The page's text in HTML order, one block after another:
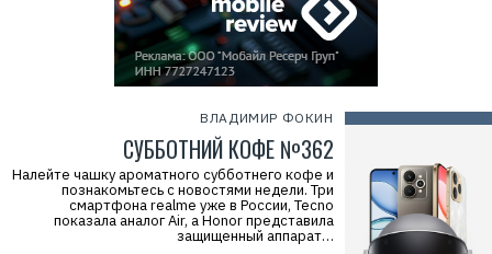
ВЛАДИМИР ФОКИН
СУББОТНИЙ КОФЕ №362
Налейте чашку ароматного субботнего кофе и
познакомьтесь с новостями недели. Три
смартфона realme уже в России, Tecno
показала аналог Air, а Honor представила
защищенный аппарат…